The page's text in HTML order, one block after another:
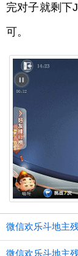
完对子就剩下
可。
微信欢乐斗地主
微信欢乐斗地主